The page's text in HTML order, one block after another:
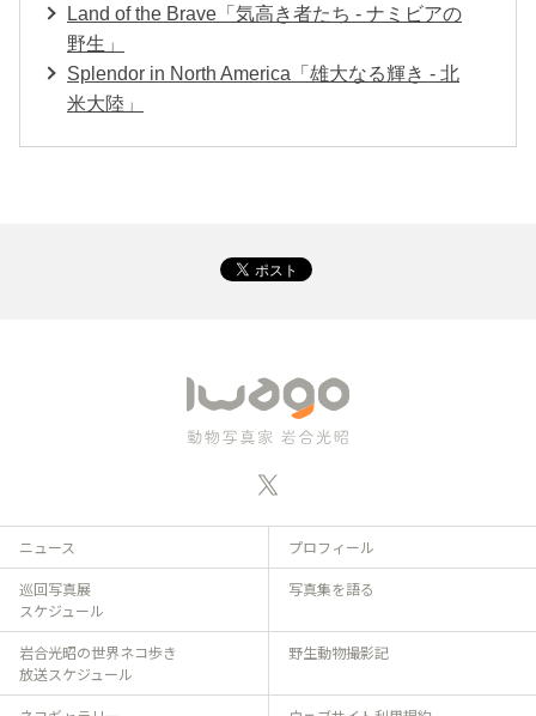
Land of the Brave「気高き者たち - ナミビアの
野生」
Splendor in North America「雄大なる輝き - 北
米大陸」
ニュース プロフィール
巡回写真展
スケジュール
写真集を語る
岩合光昭の世界ネコ歩き
放送スケジュール
野生動物撮影記